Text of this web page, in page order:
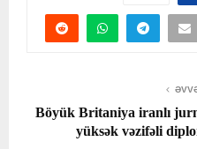
Böyük Britaniya iranlı
yüksək vəzifəli